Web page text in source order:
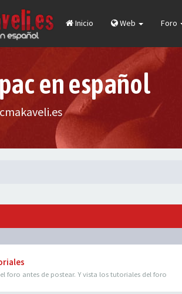
Inicio Web Foro
en español
foro antes de postear. Y vista los tutoriales del foro